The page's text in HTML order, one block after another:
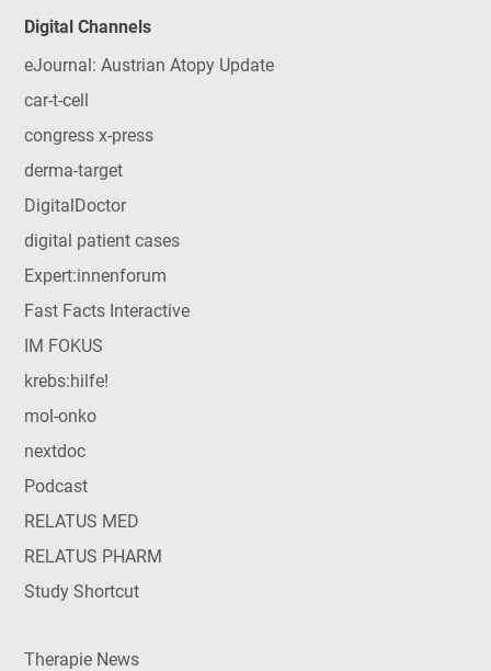
Digital Channels
eJournal: Austrian Atopy Update
car-t-cell
congress x-press
derma-target
DigitalDoctor
digital patient cases
Expert:innenforum
Fast Facts Interactive
IM FOKUS
krebs:hilfe!
mol-onko
nextdoc
Podcast
RELATUS MED
RELATUS PHARM
Study Shortcut
Therapie News